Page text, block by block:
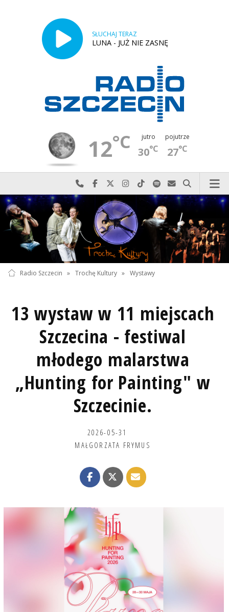
SŁUCHAJ TERAZ
LUNA - JUŻ NIE ZASNĘ
12°C jutro
30°C
pojutrze
27°C
Najlepiej po prostu do nas zadzwoń
Odwiedź nas na Facebook-u
Odwiedź nas na X
Odwiedź nas na Instagram-ie
Odwiedź nas na TikTok-u
Szukaj nas na Spotify
Wyślij do nas
Szukaj
Radio Szczecin » Trochę Kultury » Wystawy
13 wystaw w 11 miejscach
Szczecina - festiwal
młodego malarstwa
„Hunting for Painting" w
Szczecinie.
2026-05-31
MAŁGORZATA FRYMUS